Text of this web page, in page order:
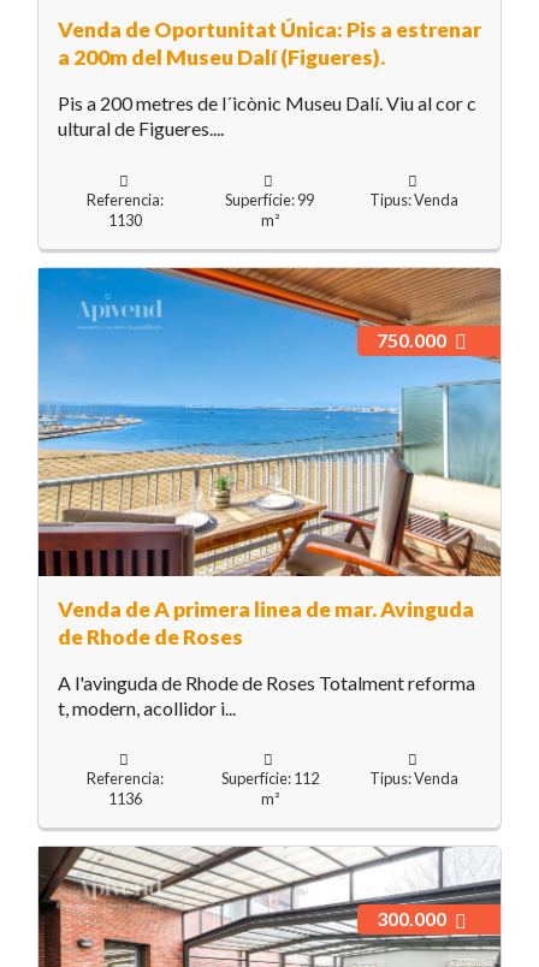
Venda de Oportunitat Única: Pis a estrenar
a 200m del Museu Dalí (Figueres).
Pis a 200 metres de l´icònic Museu Dalí. Viu al cor c
ultural de Figueres....
Referencia:
1130
Superfície: 99
m²
Tipus: Venda
Venda de A primera linea de mar. Avinguda
de Rhode de Roses
750.000
A l'avinguda de Rhode de Roses Totalment reforma
t, modern, acollidor i...
Referencia:
1136
Superfície: 112
m²
Tipus: Venda
300.000